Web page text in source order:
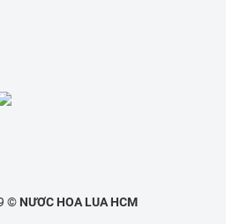
© NƯƠC HOA LUA HCM